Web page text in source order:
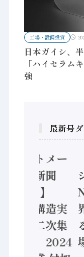
工場・設備投資
日本ガイシ、
「ハイセラム
強
最新号
【オートメー
ション新聞
No.455】
「経済構造実
態調査二次集
計結果」2024